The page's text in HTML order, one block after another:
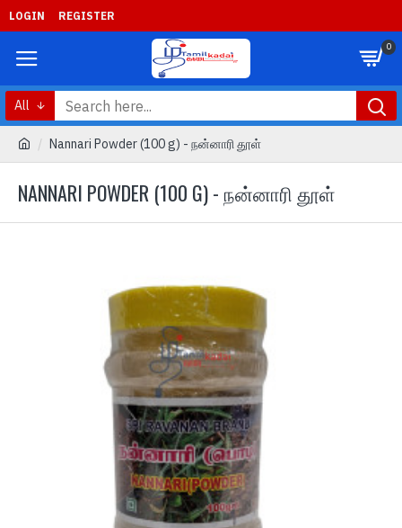
LOGIN REGISTER
0
All
Nannari Powder (100 g) - நன்னாரி தூள்
NANNARI POWDER (100 G) - நன்னாரி தூள்